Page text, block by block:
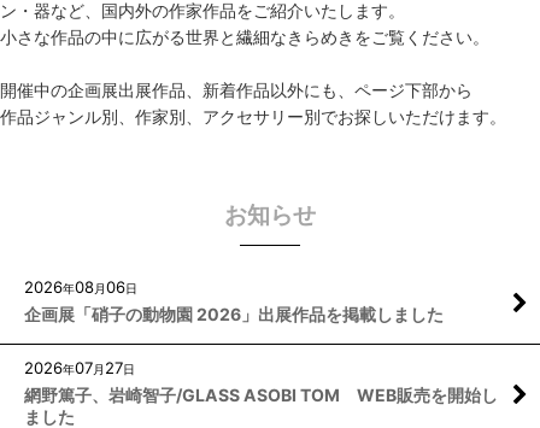
ン・器など、国内外の作家作品をご紹介いたします。
小さな作品の中に広がる世界と繊細なきらめきをご覧ください。
開催中の企画展出展作品、新着作品以外にも、ページ下部から
作品ジャンル別、作家別、アクセサリー別でお探しいただけます。
お知らせ
2026年08月06日
企画展「硝子の動物園 2026」出展作品を掲載しました
2026年07月 27日
網野篤子、岩崎智子/GLASS ASOBI TOM WEB販売を開始し
ました